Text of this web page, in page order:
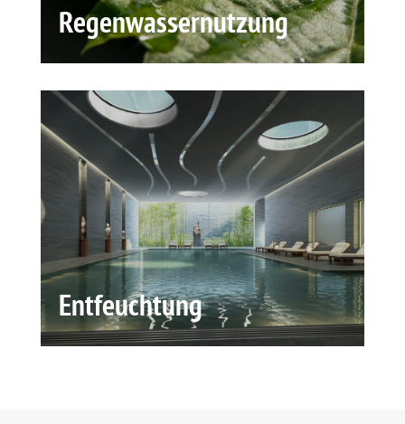
Regenwassernutzung
Entfeuchtung